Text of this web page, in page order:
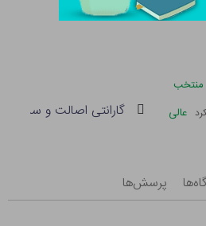
منتخب
عالی گارانتی اصالت و سلامت
پرسش‌ها